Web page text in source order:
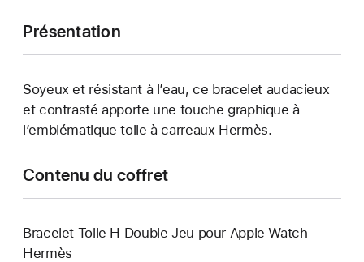
Présentation
Soyeux et résistant à l’eau, ce bracelet audacieux
et contrasté apporte une touche graphique à
l’emblématique toile à carreaux Hermès.
Contenu du coffret
Bracelet Toile H Double Jeu pour Apple Watch
Hermès